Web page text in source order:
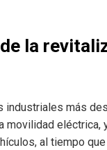
la
más
movilidad
al tiempo